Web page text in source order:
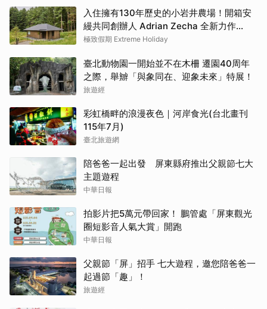
入住擁有130年歷史的小岩井農場！開箱安
縵共同創辦人 Adrian Zecha 全新力作
「AZUMA FARM KOIWAI」體驗最高級的
極致假期 Extreme Holiday
臺北動物園一開始並不在木柵 遷園40周年
之際，舉辧「與象同在、迎象未來」特展！
旅遊經
彩虹橋畔的浪漫夜色｜河岸食光(台北畫刊
115年7月)
臺北旅遊網
陪爸爸一起出發 屏東縣府推出父親節七大
主題遊程
中華日報
拍影片把5萬元帶回家！ 鵬管處「屏東觀光
圈短影音人氣大賞」開跑
中華日報
父親節「屏」招手 七大遊程，邀您陪爸爸一
起過節「趣」！
旅遊經